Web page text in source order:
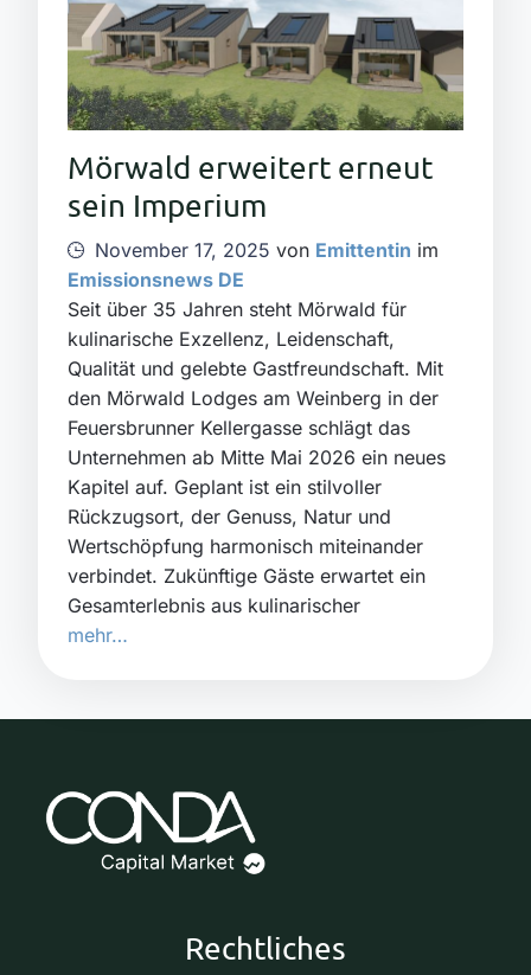
Mörwald erweitert erneut
sein Imperium
November 17, 2025 von Emittentin im
Emissionsnews DE
Seit über 35 Jahren steht Mörwald für
kulinarische Exzellenz, Leidenschaft,
Qualität und gelebte Gastfreundschaft. Mit
den Mörwald Lodges am Weinberg in der
Feuersbrunner Kellergasse schlägt das
Unternehmen ab Mitte Mai 2026 ein neues
Kapitel auf. Geplant ist ein stilvoller
Rückzugsort, der Genuss, Natur und
Wertschöpfung harmonisch miteinander
verbindet. Zukünftige Gäste erwartet ein
Gesamterlebnis aus kulinarischer
mehr…
Rechtliches